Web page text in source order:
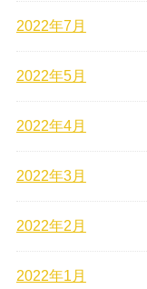
2022年7月
2022年5月
2022年4月
2022年3月
2022年2月
2022年1月